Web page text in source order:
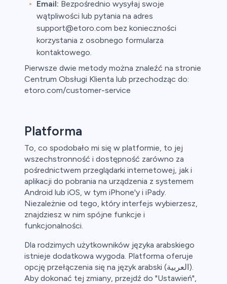
Email: Bezpośrednio wysyłaj swoje
wątpliwości lub pytania na adres
support@etoro.com bez konieczności
korzystania z osobnego formularza
kontaktowego.
Pierwsze dwie metody można znaleźć na stronie
Centrum Obsługi Klienta lub przechodząc do:
etoro.com/customer-service
Platforma
To, co spodobało mi się w platformie, to jej
wszechstronność i dostępność zarówno za
pośrednictwem przeglądarki internetowej, jak i
aplikacji do pobrania na urządzenia z systemem
Android lub iOS, w tym iPhone'y i iPady.
Niezależnie od tego, który interfejs wybierzesz,
znajdziesz w nim spójne funkcje i
funkcjonalności.
Dla rodzimych użytkowników języka arabskiego
istnieje dodatkowa wygoda. Platforma oferuje
opcję przełączenia się na język arabski (العربية).
Aby dokonać tej zmiany, przejdź do "Ustawień",